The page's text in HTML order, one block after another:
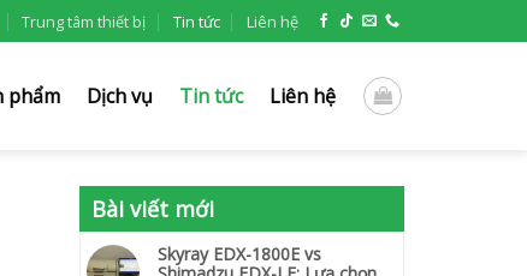
Trung tâm thiết bị Tin tức Liên hệ
phẩm Dịch vụ Tin tức Liên hệ
Bài viết mới
Skyray EDX-1800E vs